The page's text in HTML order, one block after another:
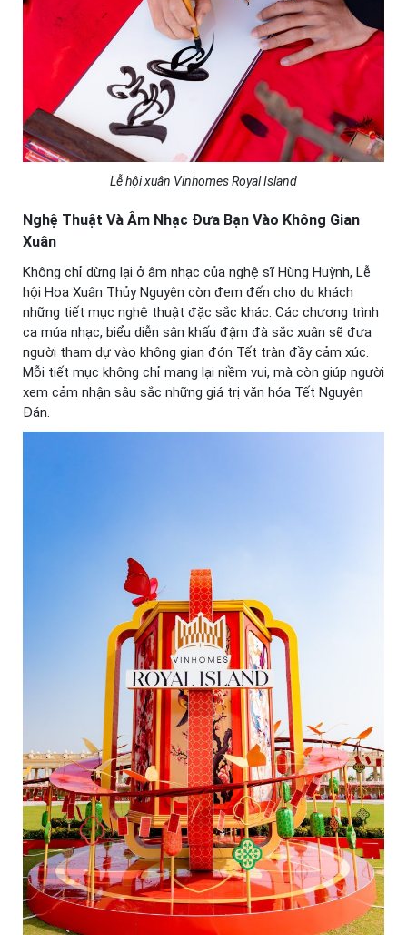
Lễ hội xuân Vinhomes Royal Island
Nghệ Thuật Và Âm Nhạc Đưa Bạn Vào Không Gian
Xuân
Không chỉ dừng lại ở âm nhạc của nghệ sĩ Hùng Huỳnh, Lễ
hội Hoa Xuân Thủy Nguyên còn đem đến cho du khách
những tiết mục nghệ thuật đặc sắc khác. Các chương trình
ca múa nhạc, biểu diễn sân khấu đậm đà sắc xuân sẽ đưa
người tham dự vào không gian đón Tết tràn đầy cảm xúc.
Mỗi tiết mục không chỉ mang lại niềm vui, mà còn giúp người
xem cảm nhận sâu sắc những giá trị văn hóa Tết Nguyên
Đán.